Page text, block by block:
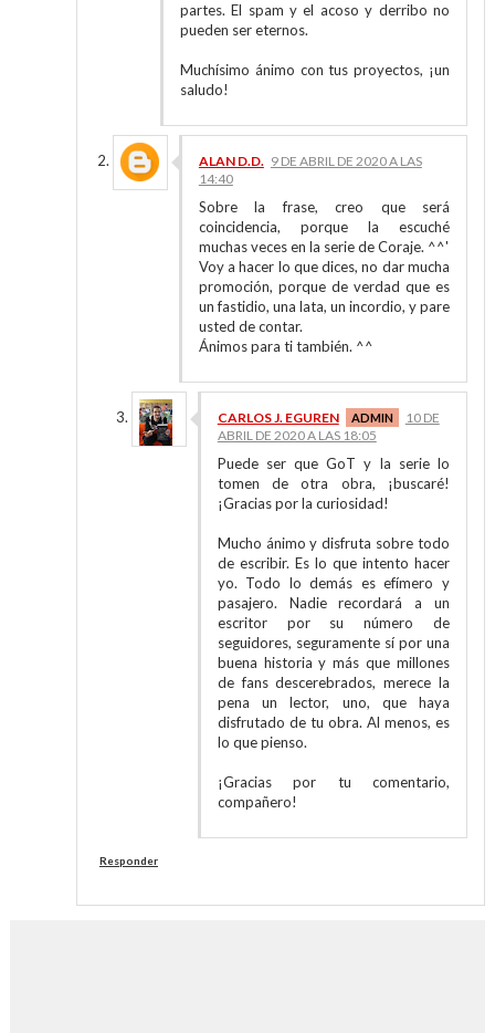
partes. El spam y el acoso y derribo no
pueden ser eternos.
Muchísimo ánimo con tus proyectos, ¡un
saludo!
ALAN D.D. 9 DE ABRIL DE 2020 A LAS
14:40
Sobre la frase, creo que será
coincidencia, porque la escuché
muchas veces en la serie de Coraje. ^^'
Voy a hacer lo que dices, no dar mucha
promoción, porque de verdad que es
un fastidio, una lata, un incordio, y pare
usted de contar.
Ánimos para ti también. ^^
CARLOS J. EGUREN
10 DE
ABRIL DE 2020 A LAS 18:05
Puede ser que GoT y la serie lo
tomen de otra obra, ¡buscaré!
¡Gracias por la curiosidad!
Mucho ánimo y disfruta sobre todo
de escribir. Es lo que intento hacer
yo. Todo lo demás es efímero y
pasajero. Nadie recordará a un
escritor por su número de
seguidores, seguramente sí por una
buena historia y más que millones
de fans descerebrados, merece la
pena un lector, uno, que haya
disfrutado de tu obra. Al menos, es
lo que pienso.
¡Gracias por tu comentario,
compañero!
Responder